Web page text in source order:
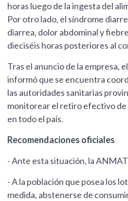
horas luego de la ingesta del
Por otro lado, el síndrome
diarrea, dolor abdominal y
dieciséis horas posteriores al
Tras el anuncio de la empresa,
informó que se encuentra
las autoridades sanitarias
monitorear el retiro efectivo de
en todo el país.
Recomendaciones oficiales
- Ante esta situación, la
- A la población que posea los
medida, abstenerse de